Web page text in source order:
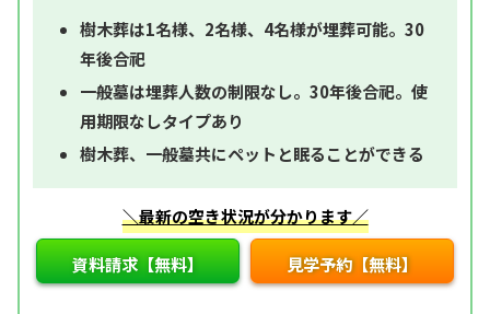
樹木葬は1名様、2名様、4名様が埋葬可能。30
年後合祀
一般墓は埋葬人数の制限なし。30年後合祀。使
用期限なしタイプあり
樹木葬、一般墓共にペットと眠ることができる
＼最新の空き状況が分かります／
資料請求【無料】 見学予約【無料】